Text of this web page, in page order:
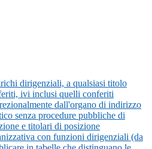
dirigenziali, a qualsiasi titolo
ivi inclusi quelli conferiti
dall'organo di indirizzo
senza procedure pubbliche di
e titolari di posizione
con funzioni dirigenziali (da